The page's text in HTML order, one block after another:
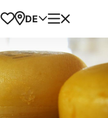
Favoriten
Karte
DE Menü